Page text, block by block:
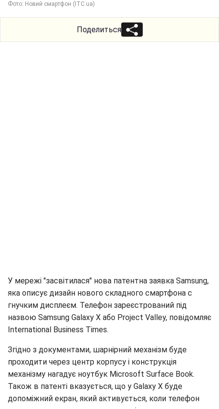
Фото: Новий смартфон (ITC.ua)
Поделиться
У мережі "засвітилася" нова патентна заявка Samsung,
яка описує дизайн нового складного смартфона c
гнучким дисплеєм. Телефон зареєстрований під
назвою Samsung Galaxy X або Project Valley, повідомляє
International Business Times.
Згідно з документами, шарнірний механізм буде
проходити через центр корпусу і конструкція
механізму нагадує ноутбук Microsoft Surface Book.
Також в патенті вказується, що у Galaxy X буде
допоміжний екран, який активується, коли телефон